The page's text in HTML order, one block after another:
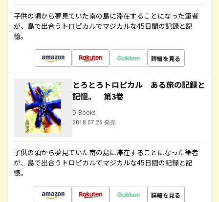
子供の頃から夢見ていた南の島に滞在することになった筆者
が、島で出合うトロピカルでマジカルな45日間の記録と記
憶。
詳細を見る
とろとろトロピカル ある旅の記録と
記憶。 第3巻
D-Books
2018.07.26 発売
子供の頃から夢見ていた南の島に滞在することになった筆者
が、島で出合うトロピカルでマジカルな45日間の記録と記
憶。
詳細を見る